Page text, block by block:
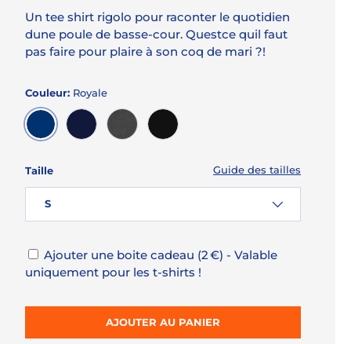
Un tee shirt rigolo pour raconter le quotidien
dune poule de basse-cour. Questce quil faut
pas faire pour plaire à son coq de mari ?!
Couleur: Royale
ROYALEMARINEGRANIT CHINÉ
NOIR
Taille Guide des tailles
S
Ajouter une boite cadeau (2 €) - Valable
uniquement pour les t-shirts !
AJOUTER AU PANIER